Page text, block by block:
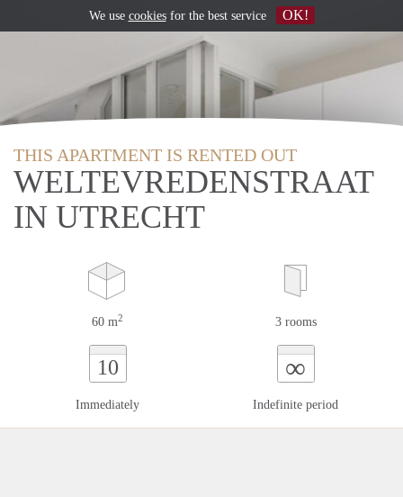
THIS APARTMENT IS RENTED OUT
WELTEVREDENSTRAAT
IN UTRECHT
60 m2 3 rooms
10
Immediately
∞
Indefinite period
We use cookiesfor the best service OK!